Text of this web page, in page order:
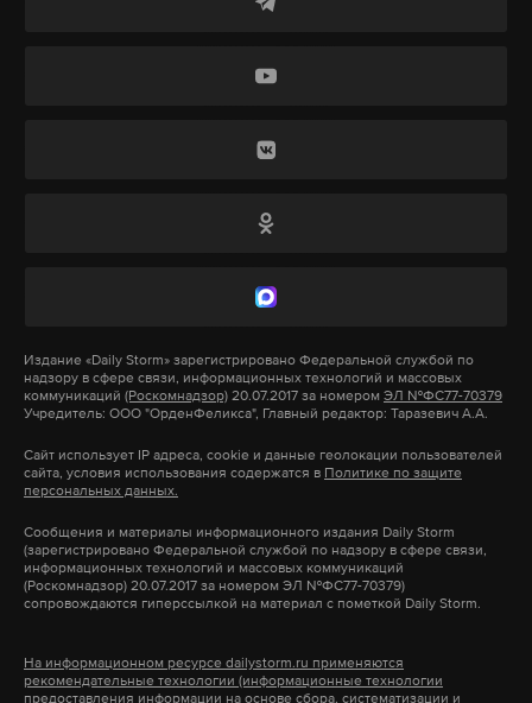
Садаев осужден на 4,5 года.
Охранник Алексей Уляхин и директор ЧОП
Наказание для Уляхина и Полякова суд
Садаева взяли под стражу в зале суда.
В 2016 году из строящегося дома Чубайса в
деревне Переделкино Одинцовского района
Подмосковья было похищено имущество на
сумму свыше 70 миллионов рублей, в том числе
оборудование для умного дома и
Подпишитесь на Daily Storm вMAX. Он
А еще мы есть вTelegram,Дзени
Издание «Daily Storm» зарегистрировано Федеральной службой по
надзору в сфере связи, информационных технологий и массовых
коммуникаций (Роскомнадзор) 20.07.2017 за номером ЭЛ №ФС77-70379
Учредитель: ООО "ОрденФеликса", Главный редактор: Таразевич А.А.
Сайт использует IP адреса, cookie и данные геолокации пользователей
сайта, условия использования содержатся в Политике по защите
персональных данных.
Сообщения и материалы информационного издания Daily Storm
(зарегистрировано Федеральной службой по надзору в сфере связи,
информационных технологий и массовых коммуникаций
(Роскомнадзор) 20.07.2017 за номером ЭЛ №ФС77-70379)
сопровождаются гиперссылкой на материал с пометкой Daily Storm.
На информационном ресурсе dailystorm.ru применяются
рекомендательные технологии (информационные технологии
предоставления информации на основе сбора, систематизации и